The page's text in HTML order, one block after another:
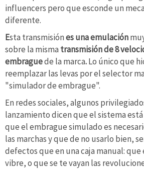
influencers pero que esconde un
diferente.
Esta transmisiónes una emulación
sobre la misma transmisión de 8
embraguede la marca.Lo único que
reemplazar las levas por el selector
"simulador de embrague".
En redes sociales, algunos
lanzamiento dicen que el sistema
que el embrague simulado es
las marchas y que de no usarlo bien,
defectos que en una caja manual: que
vibre, o que se te vayan las